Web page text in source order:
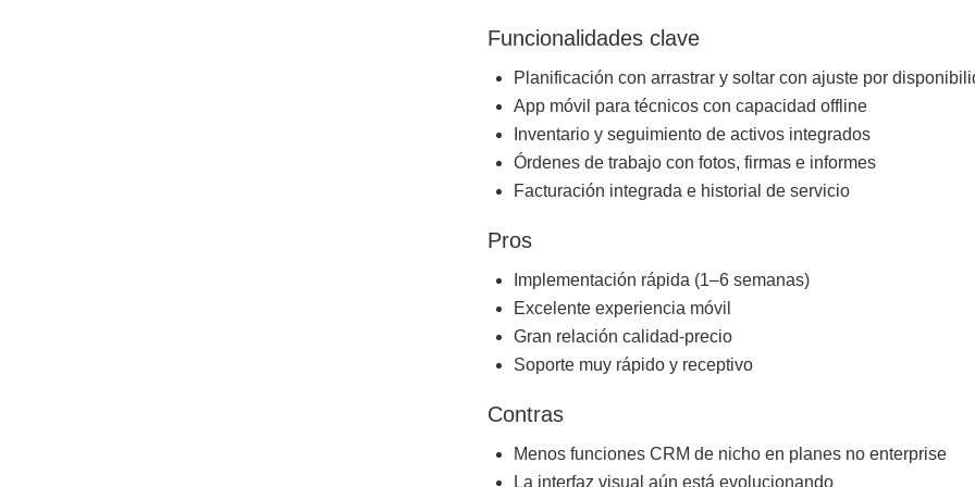
Funcionalidades clave
Planificación con arrastrar y soltar con ajuste por
App móvil para técnicos con capacidad offline
Inventario y seguimiento de activos integrados
Órdenes de trabajo con fotos, firmas e informes
Facturación integrada e historial de servicio
Pros
Implementación rápida (1–6 semanas)
Excelente experiencia móvil
Gran relación calidad-precio
Soporte muy rápido y receptivo
Contras
Menos funciones CRM de nicho en planes no enterprise
La interfaz visual aún está evolucionando